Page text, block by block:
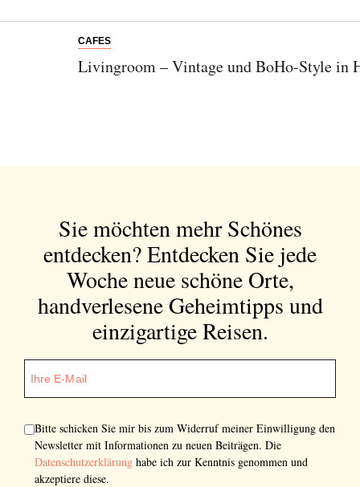
CAFES
Livingroom – Vintage und BoHo-Style in
Sie möchten mehr Schönes
entdecken?Entdecken Sie jede
Woche neue schöne Orte,
handverlesene Geheimtipps und
einzigartige Reisen.
Bitte schicken Sie mir bis zum Widerruf meiner Einwilligung den
Newsletter mit Informationen zu neuen Beiträgen. Die
Datenschutzerklärung habe ich zur Kenntnis genommen und
akzeptiere diese.
Abonnieren Sie unseren Newsletter
Bitte schicken Sie mir bis zum Widerruf meiner
Einwilligung den Newsletter mit Informationen zu
neuen Beiträgen. DieDatenschutzerklärunghabe ich
zur Kenntnis genommen und akzeptiere diese.
SENDEN